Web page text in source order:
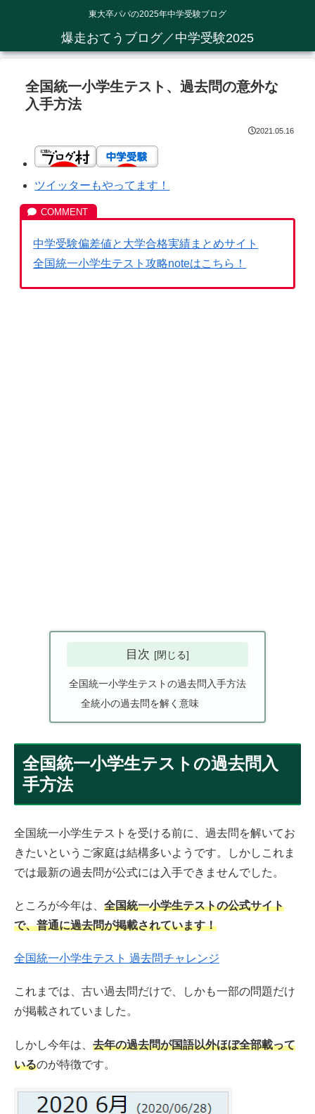
東大卒パパの2025年中学受験ブログ
爆走おてうブログ／中学受験2025
全国統一小学生テスト、過去問の意外な
入手方法
2021.05.16
ツイッターもやってます！
中学受験偏差値と大学合格実績まとめサイト
全国統一小学生テスト攻略noteはこちら！
目次
全国統一小学生テストの過去問入手方法
全統小の過去問を解く意味
全国統一小学生テストの過去問入
手方法
全国統一小学生テストを受ける前に、過去問を解いてお
きたいというご家庭は結構多いようです。しかしこれま
では最新の過去問が公式には入手できませんでした。
ところが今年は、 全国統一小学生テストの公式サイト
で、普通に過去問が掲載されています！
全国統一小学生テスト 過去問チャレンジ
これまでは、古い過去問だけで、しかも一部の問題だけ
が掲載されていました。
しかし今年は、 去年の過去問が国語以外ほぼ全部載って
いるのが特徴です。